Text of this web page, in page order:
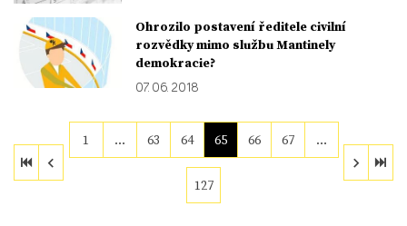
Ohrozilo postavení ředitele civilní
rozvědky mimo službu Mantinely
demokracie?
07. 06. 2018
1 … 63 64 65 66 67 …
127